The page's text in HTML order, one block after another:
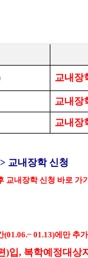
교내장
교내장
교내장
교내장학 신청
교내장학 신청 바로 가
(01.06.~ 01.13)에만 추
)입, 복학예정대상